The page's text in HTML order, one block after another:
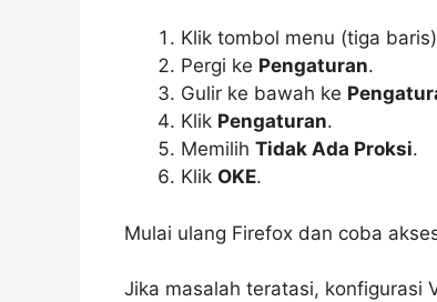
Klik tombol menu (tiga
Pergi ke Pengaturan.
Gulir ke bawah ke
Klik Pengaturan.
Memilih Tidak Ada Proksi.
Klik OKE.
Mulai ulang Firefox dan coba
Jika masalah teratasi, konfigurasi